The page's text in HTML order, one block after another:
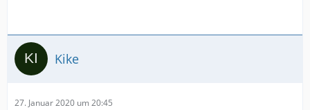
Kike
27. Januar 2020 um 20:45